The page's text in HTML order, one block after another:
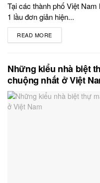
Tại các thành phố Việt
1 lầu đơn giản hiện...
READ MORE
Những kiểu nhà biệt
chuộng nhất ở Việt